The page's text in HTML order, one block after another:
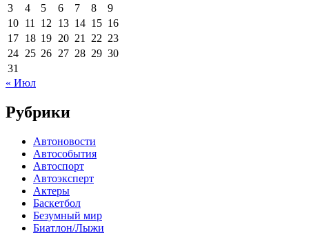
3
4 5 6 7 8
9
10 11 12 13 14 15 16
17 18 19 20 21 22 23
24 25 26 27 28 29 30
31
« Июл
Рубрики
Автоновости
Автособытия
Автоспорт
Автоэксперт
Актеры
Баскетбол
Безумный мир
Биатлон/Лыжи